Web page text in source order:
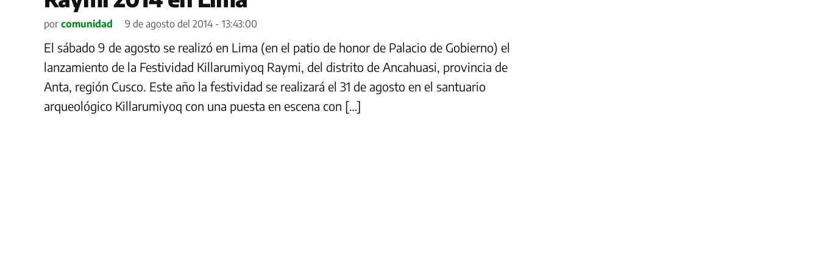
por comunidad 9 de agosto del 2014 - 13:43:00
El sábado 9 de agosto se realizó en Lima (en el patio de honor de Palacio de Gobierno) el
lanzamiento de la Festividad Killarumiyoq Raymi, del distrito de Ancahuasi, provincia de
Anta, región Cusco. Este año la festividad se realizará el 31 de agosto en el santuario
arqueológico Killarumiyoq con una puesta en escena con […]